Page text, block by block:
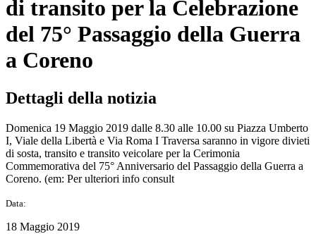
di transito per la Celebrazione
del 75° Passaggio della Guerra
a Coreno
Dettagli della notizia
Domenica 19 Maggio 2019 dalle 8.30 alle 10.00 su Piazza Umberto
I, Viale della Libertà e Via Roma I Traversa saranno in vigore divieti
di sosta, transito e transito veicolare per la Cerimonia
Commemorativa del 75° Anniversario del Passaggio della Guerra a
Coreno. (em: Per ulteriori info consult
Data:
18 Maggio 2019